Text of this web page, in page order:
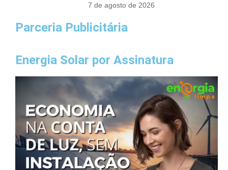
7 de agosto de 2026
Parceria Publicitária
Energia Solar por Assinatura